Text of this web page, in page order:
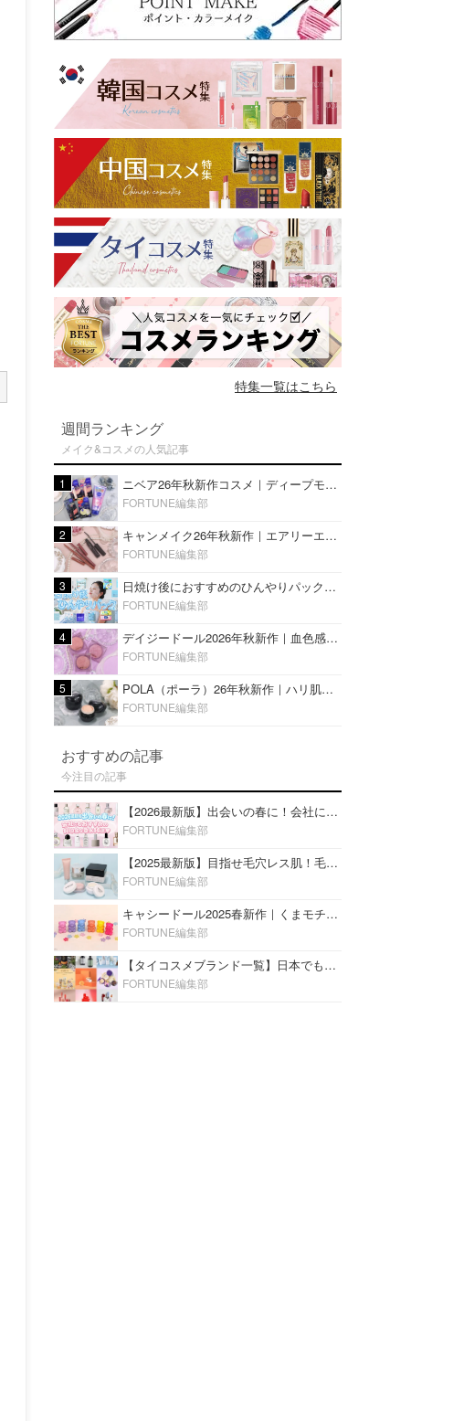
特集一覧はこちら
週間ランキング
メイク&コスメの人気記事
1 ニベア26年秋新作コスメ｜ディープモイスチャーリップの美容液タイプや2in1ボディクリームスクラブも
FORTUNE編集部
2 キャンメイク26年秋新作｜エアリーエクステンションライナー＆カールスナイパーマスカラ新色をレビュー
FORTUNE編集部
3 日焼け後におすすめのひんやりパック14選｜暑い夏にぴったりな冷凍／鎮静／うるおいチャージマスクを紹介
FORTUNE編集部
4 デイジードール2026年秋新作｜血色感が可愛い♡『パウダー ブラッシュ ブルーム』新3色をレビュー
FORTUNE編集部
5 POLA（ポーラ）26年秋新作｜ハリ肌を叶える『B.A デイ プランプ ファンデーション』を口コミ
FORTUNE編集部
おすすめの記事
今注目の記事
【2026最新版】出会いの春に！会社にもおすすめの好印象な香水14選♡ビジネスの場での香水マナーも
FORTUNE編集部
【2025最新版】目指せ毛穴レス肌！毛穴を埋めて隠す「おすすめ部分用下地＆プライマー」ランキング♡
FORTUNE編集部
キャシードール2025春新作｜くまモチーフのミニリップ「シャイニーベア リップモイスト」をレビュー♡
FORTUNE編集部
【タイコスメブランド一覧】日本でも人気沸騰中の“タイコスメ”ブランド20選！
FORTUNE編集部